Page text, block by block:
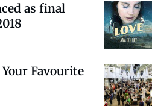
as final
Favourite